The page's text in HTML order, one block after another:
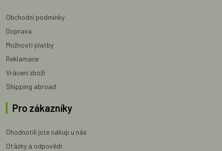
Obchodní podmínky
Doprava
Možnosti platby
Reklamace
Vrácení zboží
Shipping abroad
Pro zákazníky
Ohodnotili jste nákup u nás
Otázky a odpovědi